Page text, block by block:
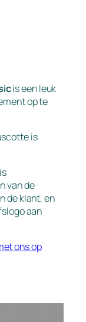
is een leuk
op te
is
van de
de klant, en
aan
ons op